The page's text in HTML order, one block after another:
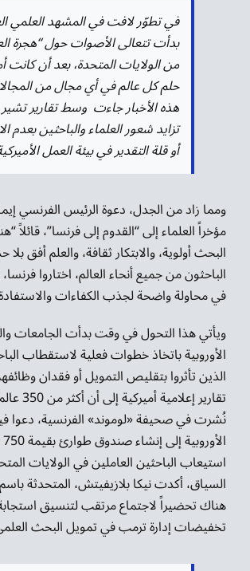
في تطوّر لافت في المشهد العلمي
بدأت تتعالى الأصوات حول “هجرة
من الولايات المتحدة، بعد أن كانت
حلم كل عالم في أي مجال من
هذه الأخبار جاءت وسط تقارير
تزايد شعور العلماء والباحثين بعدم
أو قلة التقدير في بيئة العمل
ومما زاد من الجدل، دعوة الرئيس الفرنسي
مؤخراً العلماء إلى “القدوم إلى فرنسا”، قائلاً
البحث أولوية، والابتكار ثقافة، والعلم أفق بلا
الباحثون من جميع أنحاء العالم، اختاروا فرنسا،
في محاولة واضحة لجذب الكفاءات
ويأتي هذا التحول في وقت بدأت الجامعات
الأوروبية باتخاذ خطوات فعلية لاستقطاب
الذين تأثروا بتقليص التمويل أو فقدان
تقارير
نُشرت في صحيفة «لوموند» الفرنسية، دعوا
استيعاب الباحثين العاملين في الولايات
السياق، أكدت نيكا بلازيفيتش، المتحدثة
هناك تحضيراً لاجتماع مرتقب لتنسيق
تخفيضات إدارة ترمب في تمويل البحث